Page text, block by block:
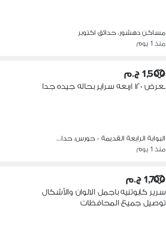
مساكن دهشور، حدائق اكتوبر
منذ 1 يوم
1,500 ج.م
بعرض ١٢٠ اربعه سراير بحاله جيده جدا
البوابة الرابعة القديمة - حورس، حدا…
منذ 1 يوم
1,700 ج.م
سرير كابوتنيه باجمل الالوان والأشكال
توصيل جميع المحافظات